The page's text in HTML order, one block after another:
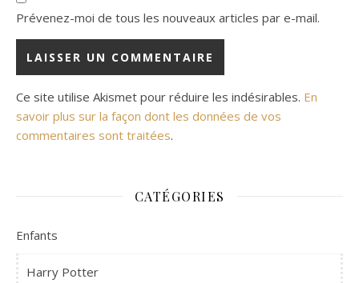
Prévenez-moi de tous les nouveaux articles par e-mail.
Ce site utilise Akismet pour réduire les indésirables. En
savoir plus sur la façon dont les données de vos
commentaires sont traitées.
CATÉGORIES
Enfants
Harry Potter